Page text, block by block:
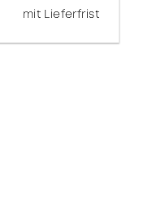
mit Lieferfrist